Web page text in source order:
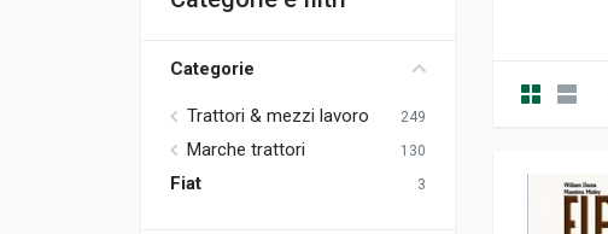
Categorie
Trattori & mezzi lavoro 249
Marche trattori 130
Fiat 3